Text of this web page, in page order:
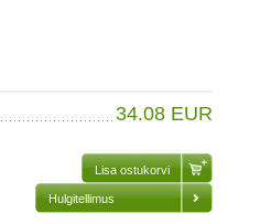
34.08 EUR
Hulgitellimus